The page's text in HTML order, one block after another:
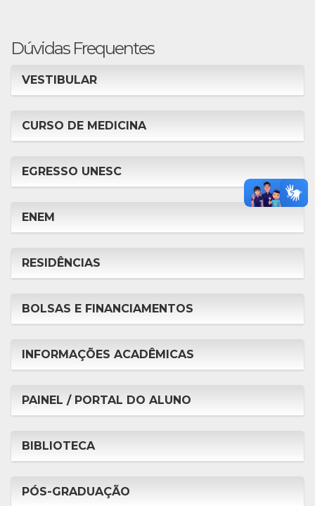
Dúvidas Frequentes
VESTIBULAR
CURSO DE MEDICINA
EGRESSO UNESC
ENEM
RESIDÊNCIAS
BOLSAS E FINANCIAMENTOS
INFORMAÇÕES ACADÊMICAS
PAINEL / PORTAL DO ALUNO
BIBLIOTECA
PÓS-GRADUAÇÃO